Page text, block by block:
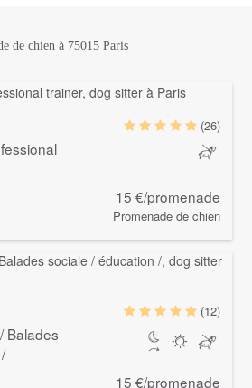
de chien à 75015 Paris
(26)
15 €/promenade
Promenade de chien
Balades
(12)
15 €/promenade